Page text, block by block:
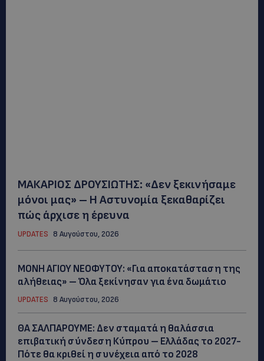
ΜΑΚΑΡΙΟΣ ΔΡΟΥΣΙΩΤΗΣ: «Δεν ξεκινήσαμε
μόνοι μας» – Η Αστυνομία ξεκαθαρίζει
πώς άρχισε η έρευνα
UPDATES 8 Αυγούστου, 2026
ΜΟΝΗ ΑΓΙΟΥ ΝΕΟΦΥΤΟΥ: «Για αποκατάσταση της
αλήθειας» – Όλα ξεκίνησαν για ένα δωμάτιο
UPDATES 8 Αυγούστου, 2026
ΘΑ ΣΑΛΠΑΡΟΥΜΕ: Δεν σταματά η θαλάσσια
επιβατική σύνδεση Κύπρου – Ελλάδας το 2027-
Πότε θα κριθεί η συνέχεια από το 2028